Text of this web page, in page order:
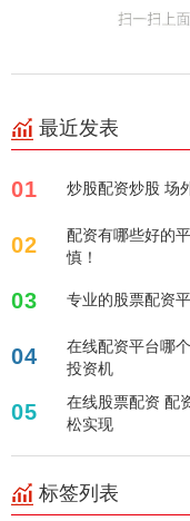
最近发表
01 炒股配资炒股 场
02
配资有哪些好的
慎！
03 专业的股票配资
04
在线配资平台哪
投资机
05
在线股票配资 配
松实现
标签列表